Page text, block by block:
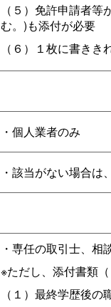
（５）免許申請者
む。)も添付が必要
（６）１枚に書き
・個人業者のみ
・該当がない場合
・専任の取引士、相
※ただし、添付書類
（１）最終学歴後